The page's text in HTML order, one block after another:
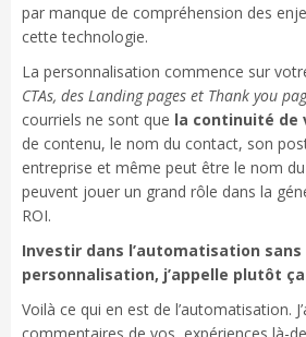
par manque de compréhension des
cette technologie.
La personnalisation commence sur
CTAs, des Landing pages et Thank you
courriels ne sont que la continuité de
de contenu, le nom du contact, son
entreprise et même peut être le nom
peuvent jouer un grand rôle dans la
ROI.
Investir dans l’automatisation sans
personnalisation, j’appelle plutôt
Voilà ce qui en est de l’automatisation.